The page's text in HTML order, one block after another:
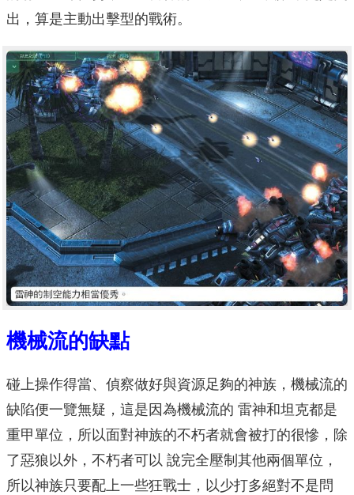
出，算是主動出擊型的戰術。
機械流的缺點
碰上操作得當、偵察做好與資源足夠的神族，機械流的
缺陷便一覽無疑，這是因為機械流的 雷神和坦克都是
重甲單位，所以面對神族的不朽者就會被打的很慘，除
了惡狼以外，不朽者可以 說完全壓制其他兩個單位，
所以神族只要配上一些狂戰士，以少打多絕對不是問